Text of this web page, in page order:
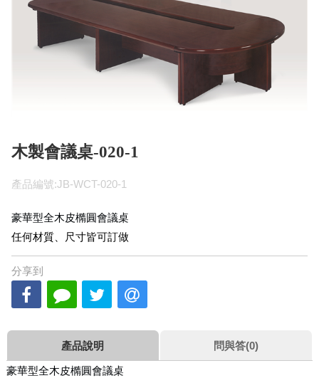
木製會議桌-020-1
產品編號:JB-WCT-020-1
豪華型全木皮橢圓會議桌
任何材質、尺寸皆可訂做
分享到
產品說明 問與答(0)
豪華型全木皮橢圓會議桌